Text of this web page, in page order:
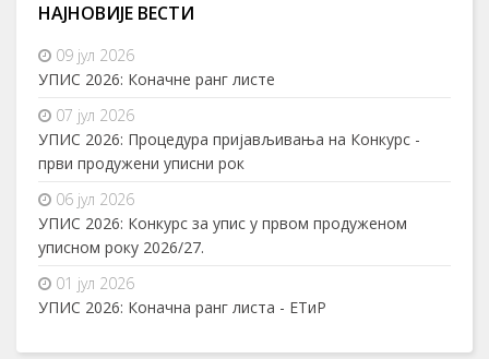
НАЈНОВИЈЕ ВЕСТИ
09 јул 2026
УПИС 2026: Коначне ранг листе
07 јул 2026
УПИС 2026: Процедура пријављивања на Конкурс -
први продужени уписни рок
06 јул 2026
УПИС 2026: Конкурс за упис у првом продуженом
уписном року 2026/27.
01 јул 2026
УПИС 2026: Коначна ранг листа - ЕТиР